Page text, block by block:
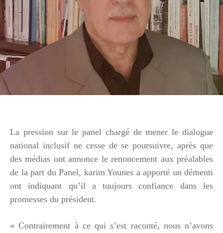
La pression sur le panel chargé de mener le dialogue
national inclusif ne cesse de se poursuivre, après que
des médias ont annonce le renoncement aux préalables
de la part du Panel, karim Younes a apporté un démenti
ont indiquant qu’il a toujours confiance dans les
promesses du président.
« Contrairement à ce qui s’est raconté, nous n’avons